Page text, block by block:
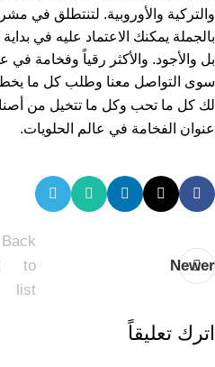
والتركية والأوروبية. لتنتطلق في
بالجملة يمكنك الاعتماد عليه في
بل والأجود. والأكثر رقياً وفخامة في
سوى التواصل معنا وطلب كل ما
لك كل ما تحب وكل ما تتخيل من
عنوان الفخامة في عالم الحلويات.
Newer
Back
to
list
اترك تعليقاً